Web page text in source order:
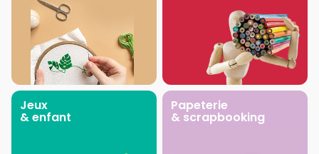
Jeux
& enfant
Papeterie
& scrapbooking